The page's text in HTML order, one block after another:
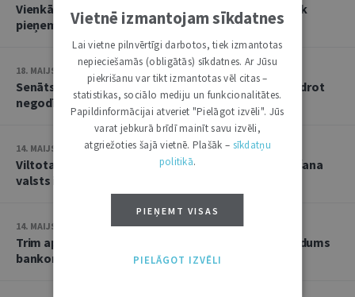
Vienkāršo parādu piedziņas lietās lēmumus turpmāk
pieņems automatizēti
18. MAIJS • 16:52
Senāts vēršas Eiropas Savienības Tiesā un lūdz skaidrot
negodīgas komercprakses izpratni
14. MAIJS • 17:39
Viltotas valsts valodas prasmes apliecības iesniegšana
valsts iestādei tiek sodīta ar sabiedrisko darbu
14. MAIJS • 13:42
Trim apsūdzētajiem stājies spēkā notiesājošs spriedums
bankomāta spridzināšanas lietā
Vietnē izmantojam sīkdatnes
Lai vietne pilnvērtīgi darbotos, tiek izmantotas
nepieciešamās (obligātās) sīkdatnes. Ar Jūsu
piekrišanu var tikt izmantotas vēl citas –
statistikas, sociālo mediju un funkcionalitātes.
Papildinformācijai atveriet "Pielāgot izvēli". Jūs
varat jebkurā brīdī mainīt savu izvēli,
atgriežoties šajā vietnē. Plašāk – sīkdatņu
politikā.
PIEŅEMT VISAS
PIELĀGOT IZVĒLI